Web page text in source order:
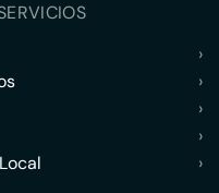
›
›
›
›
›